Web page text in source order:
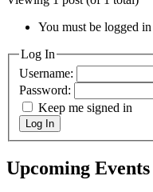
You must be logged
Log In
Username:
Password:
Keep me signed in
Log In
Upcoming Events